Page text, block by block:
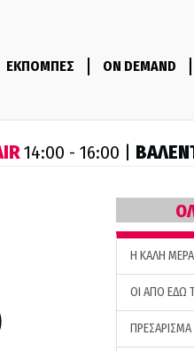
ΕΚΠΟΜΠΕΣ ON DEMAND
14:00 - 16:00 |
H ΚΑΛΗ
ΟΙ ΑΠΟ ΕΔΩ
ΠΡΕΣΑΡΙΣΜΑ